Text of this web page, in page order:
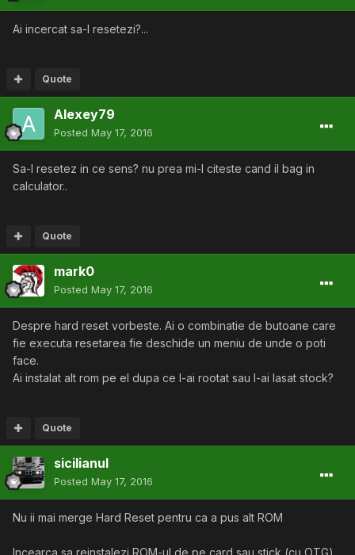
Ai incercat sa-l resetezi?...
Quote
Alexey79
Posted May 17, 2016
Sa-l resetez in ce sens? nu prea mi-l citeste cand il bag in
calculator..
Quote
mark0
Posted May 17, 2016
Despre hard reset vorbeste. Ai o combinatie de butoane care
fie executa resetarea fie deschide un meniu de unde o poti
face.
Ai instalat alt rom pe el dupa ce l-ai rootat sau l-ai lasat stock?
Quote
sicilianul
Posted May 17, 2016
Nu ii mai merge Hard Reset pentru ca a pus alt ROM
Incearca sa reinstalezi ROM-ul de pe card sau stick (cu OTG).